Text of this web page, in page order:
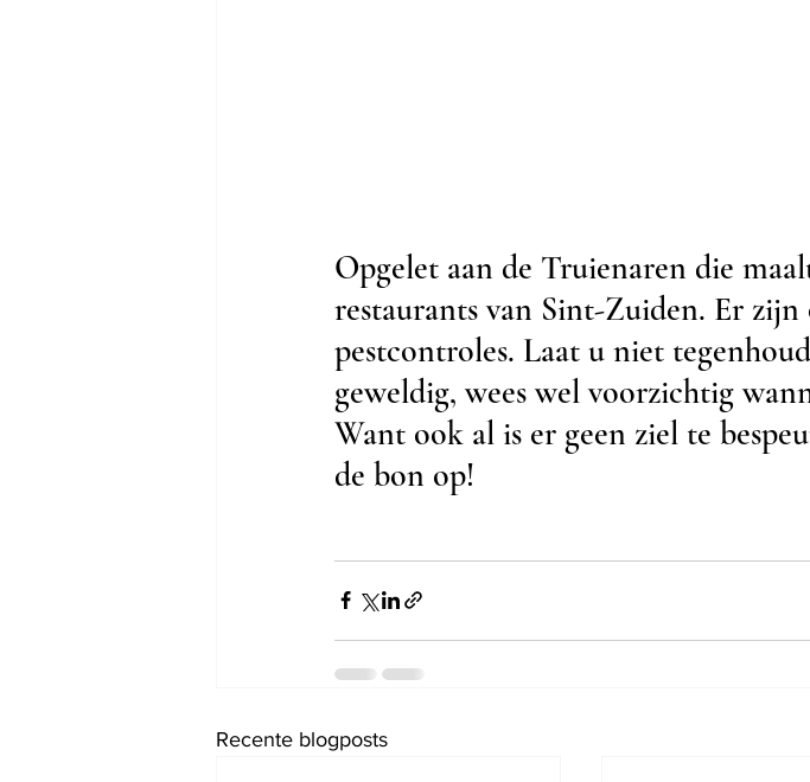
Opgelet aan de Truienaren die
restaurants van Sint-Zuiden. Er
pestcontroles. Laat u niet
geweldig, wees wel voorzichtig
Want ook al is er geen ziel te
de bon op!
Recente blogposts